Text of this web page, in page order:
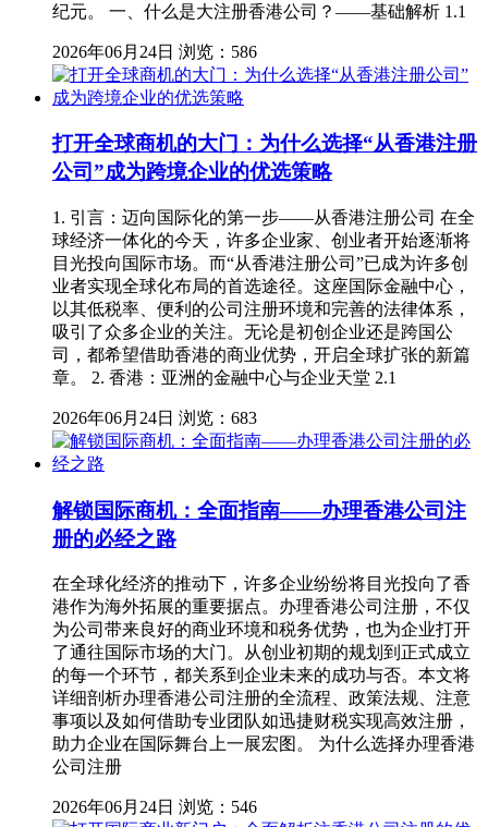
纪元。 一、什么是大注册香港公司？——基础解析 1.1
2026年06月24日 浏览：586
打开全球商机的大门：为什么选择“从香港注册
公司”成为跨境企业的优选策略
1. 引言：迈向国际化的第一步——从香港注册公司 在全
球经济一体化的今天，许多企业家、创业者开始逐渐将
目光投向国际市场。而“从香港注册公司”已成为许多创
业者实现全球化布局的首选途径。这座国际金融中心，
以其低税率、便利的公司注册环境和完善的法律体系，
吸引了众多企业的关注。无论是初创企业还是跨国公
司，都希望借助香港的商业优势，开启全球扩张的新篇
章。 2. 香港：亚洲的金融中心与企业天堂 2.1
2026年06月24日 浏览：683
解锁国际商机：全面指南——办理香港公司注
册的必经之路
在全球化经济的推动下，许多企业纷纷将目光投向了香
港作为海外拓展的重要据点。办理香港公司注册，不仅
为公司带来良好的商业环境和税务优势，也为企业打开
了通往国际市场的大门。从创业初期的规划到正式成立
的每一个环节，都关系到企业未来的成功与否。本文将
详细剖析办理香港公司注册的全流程、政策法规、注意
事项以及如何借助专业团队如迅捷财税实现高效注册，
助力企业在国际舞台上一展宏图。 为什么选择办理香港
公司注册
2026年06月24日 浏览：546